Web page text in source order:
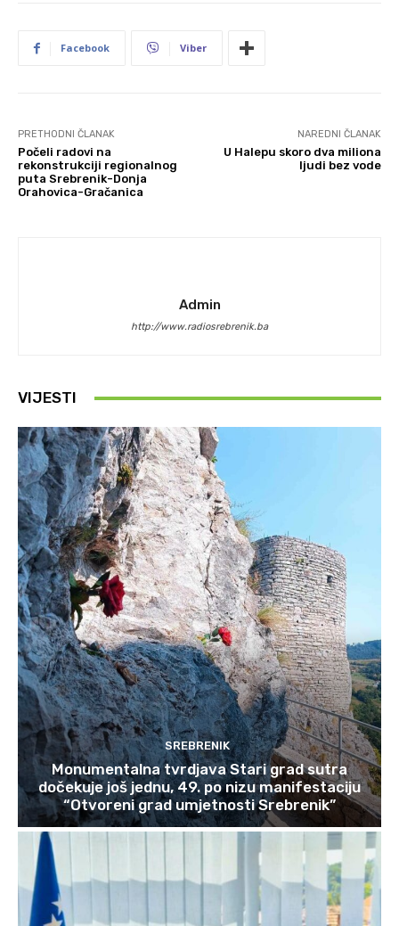
Facebook Viber
PRETHODNI ČLANAK
Počeli radovi na
rekonstrukciji regionalnog
puta Srebrenik-Donja
Orahovica-Gračanica
NAREDNI ČLANAK
U Halepu skoro dva miliona
ljudi bez vode
Admin
http://www.radiosrebrenik.ba
VIJESTI
SREBRENIK
Monumentalna tvrdjava Stari grad sutra
dočekuje još jednu, 49. po nizu manifestaciju
“Otvoreni grad umjetnosti Srebrenik”